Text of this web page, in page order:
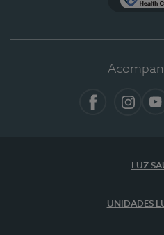
LUZ
UNIDADES